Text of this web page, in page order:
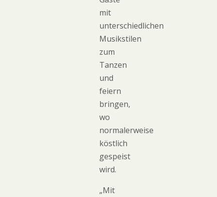
mit
unterschiedlichen
Musikstilen
zum
Tanzen
und
feiern
bringen,
wo
normalerweise
köstlich
gespeist
wird.
„Mit